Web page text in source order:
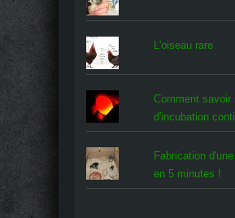
L'oiseau rare
Comment
d'incubation
Fabrication
en 5 minutes !